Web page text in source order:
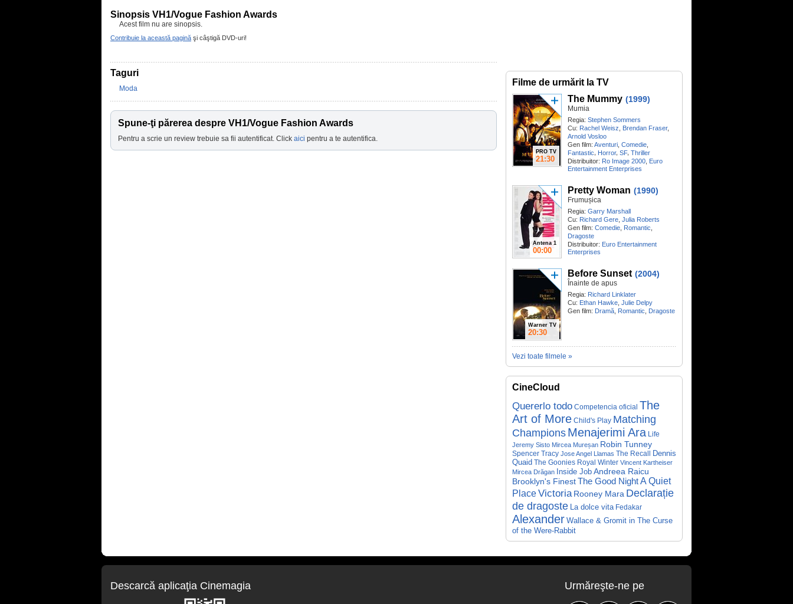
Sinopsis VH1/Vogue Fashion Awards
Acest film nu are sinopsis.
Contribuie la această pagină şi câştigă DVD-uri!
Taguri
Moda
Spune-ţi părerea despre VH1/Vogue Fashion Awards
Pentru a scrie un review trebuie sa fii autentificat. Click aici pentru a te autentifica.
Filme de urmărit la TV
PRO TV
21:30
The Mummy (1999)
Mumia
Regia: Stephen Sommers
Cu: Rachel Weisz Brendan Fraser,
Arnold Vosloo
Gen film: Aventuri Comedie
Fantastic, Horror, SF, Thriller
Distribuitor: Ro Image 2000 Euro
Entertainment Enterprises
Antena 1
00:00
Pretty Woman (1990)
Frumușica
Regia: Garry Marshall
Cu: Richard Gere Julia Roberts
Gen film: Comedie Romantic
Dragoste
Distribuitor: Euro Entertainment
Enterprises
Warner TV
20:30
Before Sunset (2004)
Înainte de apus
Regia: Richard Linklater
Cu: Ethan Hawke Julie Delpy
Gen film: Dramă Romantic Dragoste
Vezi toate filmele »
CineCloud
Quererlo todo Competencia oficial The
Art of More Child's Play Matching
ChampionsMenajerimi Ara Life
Jeremy Sisto Mircea Mureșan Robin Tunney
Spencer Tracy Jose Angel Llamas The Recall
Dennis
Quaid The Goonies Royal Winter Vincent Kartheiser
Mircea Drăgan Inside Job Andreea Raicu
Brooklyn's FinestThe Good NightA Quiet
PlaceVictoria Rooney Mara Declarație
de dragoste La dolce vita Fedakar
Alexander Wallace & Gromit in The Curse
of the Were-Rabbit
Descarcă aplicaţia Cinemagia Urmăreşte-ne pe